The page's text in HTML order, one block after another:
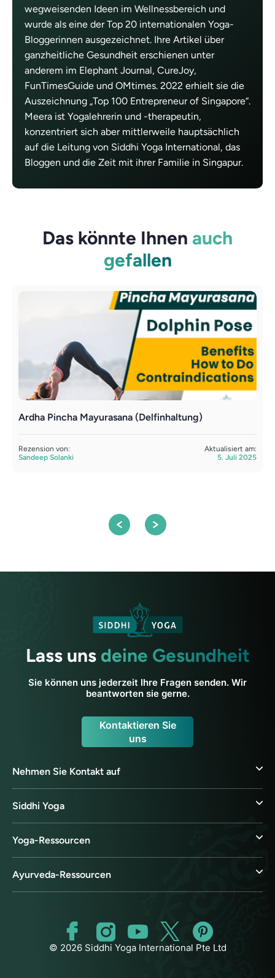
wegweisenden Ideen im Wellnessbereich und
wurde als eine der Top 20 internationalen Yoga-
Bloggerinnen ausgezeichnet. Ihre Artikel über
ganzheitliche Gesundheit erschienen unter
anderem im Elephant Journal, CureJoy,
FunTimesGuide und OMtimes. 2022 erhielt sie die
Auszeichnung „Top 100 Entrepreneur of Singapore“.
Meera ist Yogalehrerin und -therapeutin,
konzentriert sich aber mittlerweile hauptsächlich
auf die Leitung von Siddhi Yoga International, das
Bloggen und die Zeit mit ihrer Familie in Singapur.
Das könnte Ihnen auch
gefallen
Ardha Pincha Mayurasana (Delfinhaltung)
Rezension von:
Sandeep Solanki
Aktualisiert am:
5. Juli 2025
Lass uns deine Gesundheit
Sie können uns jederzeit Ihre Fragen senden. Wir
beantworten sie gerne.
Kontaktieren Sie
uns
Nehmen Sie Kontakt auf
Siddhi Yoga
Yoga-Ressourcen
Ayurveda-Ressourcen
© 2026 Siddhi Yoga International Pte Ltd